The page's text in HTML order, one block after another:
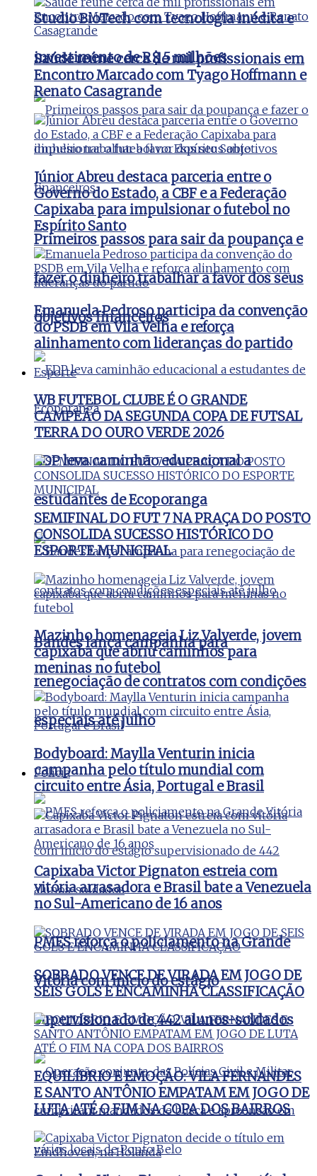
Studio BioTech com tecnologia inédita e
investimento de R$ 5 milhões
Primeiros passos para sair da poupança e
fazer o dinheiro trabalhar a favor dos seus
objetivos financeiros
EDP leva caminhão educacional a
estudantes de Ecoporanga
Bandes lança campanha para
renegociação de contratos com condições
especiais até julho
Polícia
PMES reforça o policiamento na Grande
Vitória com início do estágio
supervisionado de 442 alunos-soldados
Saúde reúne cerca de mil profissionais em
Encontro Marcado com Tyago Hoffmann e
Renato Casagrande
Júnior Abreu destaca parceria entre o
Governo do Estado, a CBF e a Federação
Capixaba para impulsionar o futebol no
Espírito Santo
Emanuela Pedroso participa da convenção
do PSDB em Vila Velha e reforça
alinhamento com lideranças do partido
Esporte
WB FUTEBOL CLUBE É O GRANDE
CAMPEÃO DA SEGUNDA COPA DE FUTSAL
TERRA DO OURO VERDE 2026
SEMIFINAL DO FUT 7 NA PRAÇA DO POSTO
CONSOLIDA SUCESSO HISTÓRICO DO
ESPORTE MUNICIPAL
Mazinho homenageia Liz Valverde, jovem
capixaba que abriu caminhos para
meninas no futebol
Bodyboard: Maylla Venturin inicia
campanha pelo título mundial com
circuito entre Ásia, Portugal e Brasil
Capixaba Victor Pignaton estreia com
vitória arrasadora e Brasil bate a Venezuela
no Sul-Americano de 16 anos
SOBRADO VENCE DE VIRADA EM JOGO DE
SEIS GOLS E ENCAMINHA CLASSIFICAÇÃO
EQUILÍBRIO E EMOÇÃO: VILA FERNANDES
E SANTO ANTÔNIO EMPATAM EM JOGO DE
LUTA ATÉ O FIM NA COPA DOS BAIRROS